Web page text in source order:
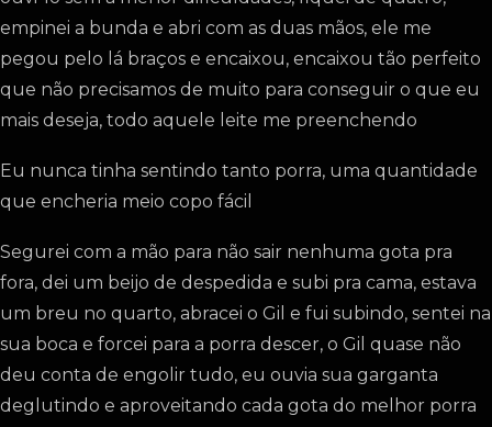
empinei a bunda e abri com as duas mãos, ele me
pegou pelo lá braços e encaixou, encaixou tão perfeito
que não precisamos de muito para conseguir o que eu
mais deseja, todo aquele leite me preenchendo
Eu nunca tinha sentindo tanto porra, uma quantidade
que encheria meio copo fácil
Segurei com a mão para não sair nenhuma gota pra
fora, dei um beijo de despedida e subi pra cama, estava
um breu no quarto, abracei o Gil e fui subindo, sentei na
sua boca e forcei para a porra descer, o Gil quase não
deu conta de engolir tudo, eu ouvia sua garganta
deglutindo e aproveitando cada gota do melhor porra